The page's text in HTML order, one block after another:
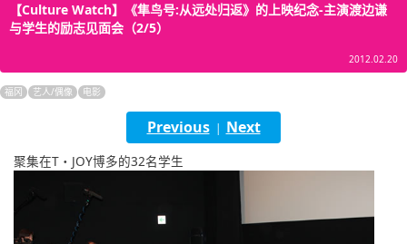
한국어
English
ภาษาไทย
Bahasa Indonesia
【Culture Watch】《隼鸟号:从远处归返》的上映纪念-主演渡边谦
与学生的励志见面会（2/5）
2012.02.20
福冈 艺人/偶像 电影
Previous| Next
聚集在T・JOY博多的32名学生